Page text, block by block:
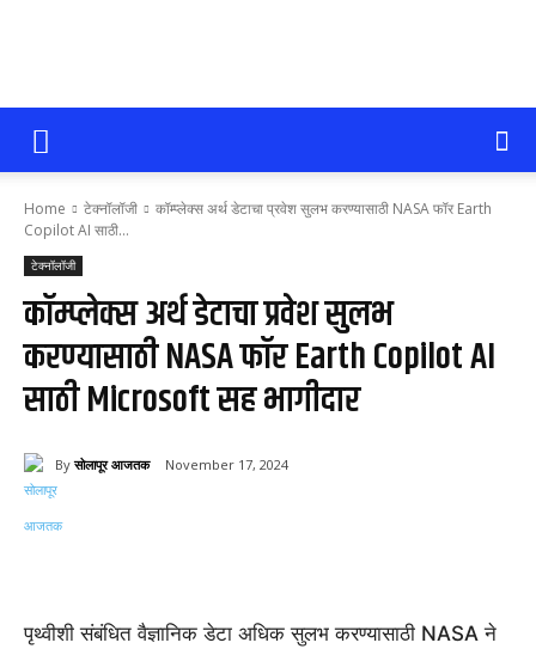
सोलापूर
आजतक
Home टेक्नॉलॉजी
कॉम्प्लेक्स अर्थ डेटाचा प्रवेश सुलभ करण्यासाठी NASA फॉर Earth
Copilot AI साठी...
टेक्नॉलॉजी
कॉम्प्लेक्स अर्थ डेटाचा प्रवेश सुलभ
करण्यासाठी NASA फॉर Earth Copilot AI
साठी Microsoft सह भागीदार
By सोलापूर आजतक November 17, 2024
पृथ्वीशी संबंधित वैज्ञानिक डेटा अधिक सुलभ करण्यासाठी NASA ने